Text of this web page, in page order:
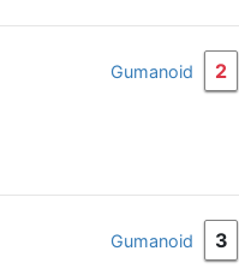
Gumanoid 2
Gumanoid 3